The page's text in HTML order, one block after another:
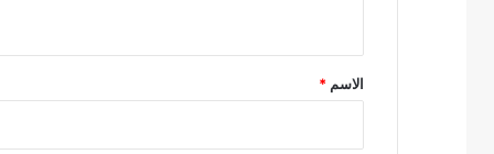
*
الاسم *